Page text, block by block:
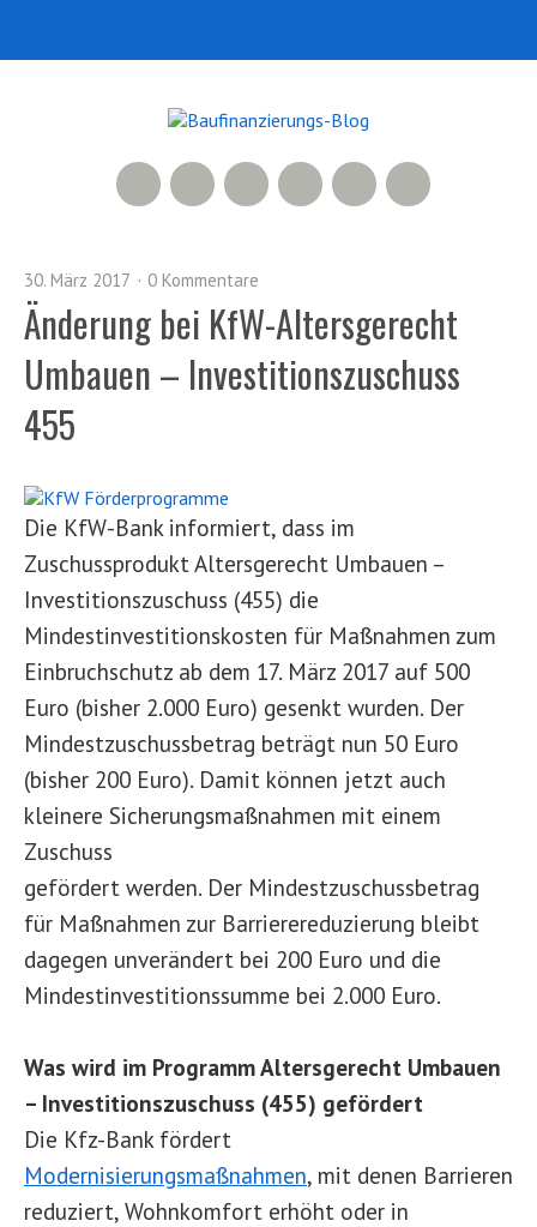
Facebook
500px
LinkedIn
Xing
RSS Feed
30. März 2017 0 Kommentare
Änderung bei KfW-Altersgerecht
Umbauen – Investitionszuschuss
455
Die KfW-Bank informiert, dass im
Zuschussprodukt Altersgerecht Umbauen –
Investitionszuschuss (455) die
Mindestinvestitionskosten für Maßnahmen zum
Einbruchschutz ab dem 17. März 2017 auf 500
Euro (bisher 2.000 Euro) gesenkt wurden. Der
Mindestzuschussbetrag beträgt nun 50 Euro
(bisher 200 Euro). Damit können jetzt auch
kleinere Sicherungsmaßnahmen mit einem
Zuschuss
gefördert werden. Der Mindestzuschussbetrag
für Maßnahmen zur Barrierereduzierung bleibt
dagegen unverändert bei 200 Euro und die
Mindestinvestitionssumme bei 2.000 Euro.
Was wird im Programm Altersgerecht Umbauen
– Investitionszuschuss (455) gefördert
Die Kfz-Bank fördert
Modernisierungsmaßnahmen, mit denen Barrieren
reduziert, Wohnkomfort erhöht oder in